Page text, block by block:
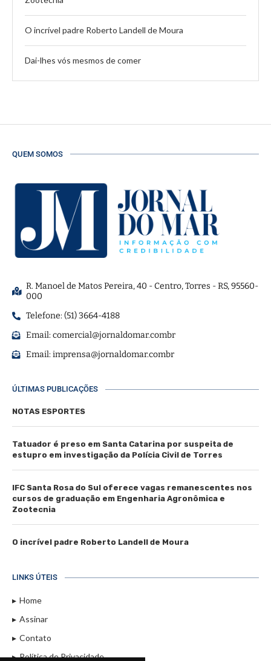
O incrível padre Roberto Landell de Moura
Dai-lhes vós mesmos de comer
QUEM SOMOS
R. Manoel de Matos Pereira, 40 - Centro, Torres - RS, 95560-
000
Telefone: (51) 3664-4188
Email:comercial@jornaldomar.combr
Email:imprensa@jornaldomar.combr
ÚLTIMAS PUBLICAÇÕES
NOTAS ESPORTES
Tatuador é preso em Santa Catarina por suspeita de
estupro em investigação da Polícia Civil de Torres
IFC Santa Rosa do Sul oferece vagas remanescentes nos
cursos de graduação em Engenharia Agronômica e
Zootecnia
O incrível padre Roberto Landell de Moura
LINKS ÚTEIS
Home
Assinar
Contato
Política de Privacidade